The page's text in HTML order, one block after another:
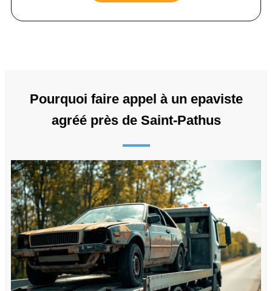
Pourquoi faire appel à un epaviste
agréé près de Saint-Pathus